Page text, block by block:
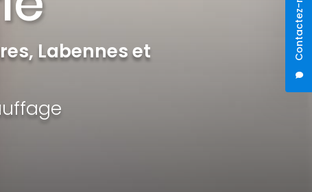
Contactez-nous
Labennes et